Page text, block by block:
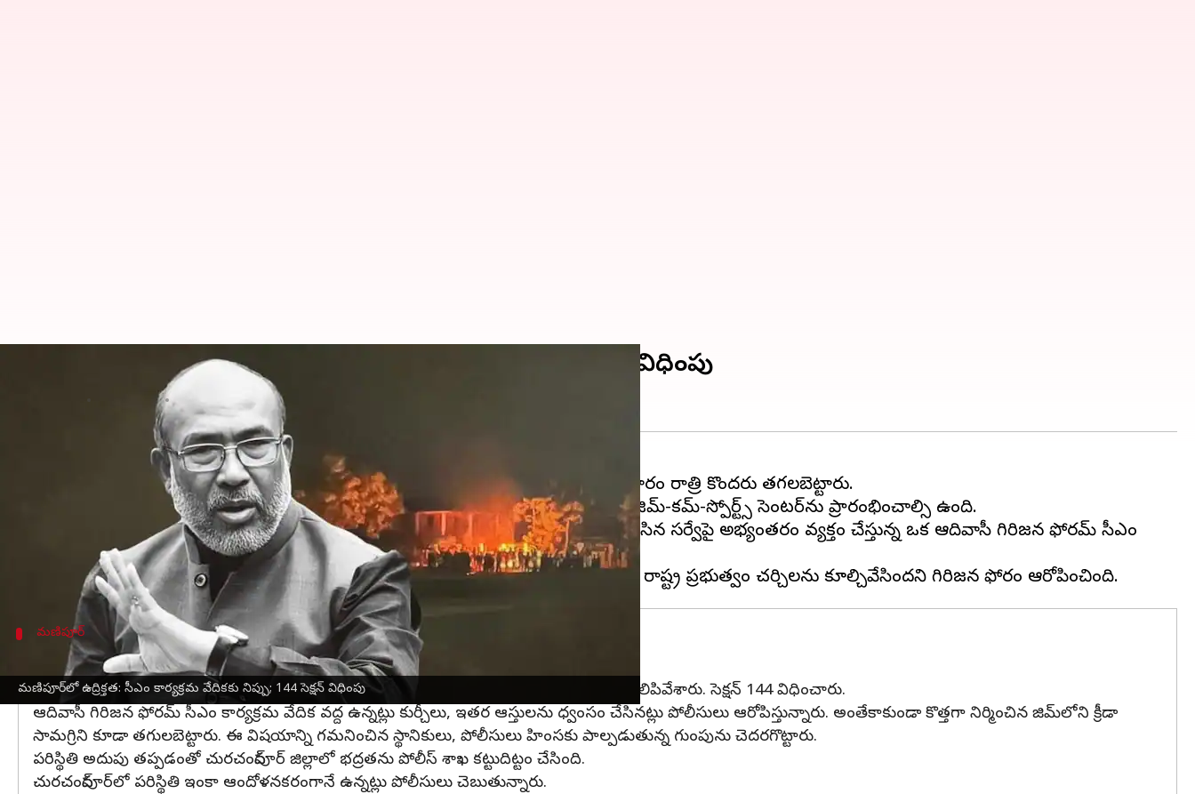
మణిపూర్‌లో ఉద్రిక్తత: సీఎం కార్యక్రమ వేదికకు నిప్పు; 144 సెక్షన్ విధింపు
మణిపూర్‌లో ఉద్రిక్తత: సీఎం కార్యక్రమ వేదికకు నిప్పు; 144 సెక్షన్ విధింపు
Apr 28, 2023 12:01 pm
ముఖ్యమంత్రి ఎన్ బీరెన్ సింగ్ శుక్రవారం హాజరుకావాల్సిన ఈవెంట్ వేదికను గురువారం రాత్రి కొందరు తగలబెట్టారు.
వాస్తవానికి మణిపూర్‌లోని చురచంద్‌పూర్ జిల్లాలో సీఎంనోంగ్‌తోంబమ్ బీరెన్ సింగ్శుక్రవారం జిమ్-కమ్-స్పోర్ట్స్ సెంటర్‌ను ప్రారంభించాల్సి ఉంది.
బీజేపీ నేతృత్వంలోని రాష్ట్ర ప్రభుత్వం రిజర్వు చేయబడిన రక్షిత అడవులు, చిత్తడి నేలలపై చేసిన సర్వేపై అభ్యంతరం వ్యక్తం చేస్తున్న ఒక ఆదివాసీ గిరిజన ఫోరమ్ సీఎం
కార్యక్రమ వేదికకు నిప్పు పెట్టినట్లు సమాచారం.
మణిపూర్
చురచంద్‌పూర్‌లో భద్రత కట్టుదిట్టం చేసిన పోలీసులు
చురచంద్‌పూర్‌లో సీఎం ఈవెంట్ వేదికకు నిప్పు పెట్టిన నేపథ్యంలో ఇంటర్నెట్ సేవలు తాత్కాలికంగా నిలిపివేశారు. సెక్షన్ 144 విధించారు.
ఆదివాసీ గిరిజన ఫోరమ్ సీఎం కార్యక్రమ వేదిక వద్ద ఉన్నట్లు కుర్చీలు, ఇతర ఆస్తులను ధ్వంసం చేసినట్లు పోలీసులు ఆరోపిస్తున్నారు. అంతేకాకుండా కొత్తగా నిర్మించిన జిమ్‌లోని క్రీడా
సామగ్రిని కూడా తగులబెట్టారు. ఈ విషయాన్ని గమనించిన స్థానికులు, పోలీసులు హింసకు పాల్పడుతున్న గుంపును చెదరగొట్టారు.
పరిస్థితి అదుపు తప్పడంతో చురచంద్‌పూర్‌ జిల్లాలో భద్రతను పోలీస్ శాఖ కట్టుదిట్టం చేసింది.
చురచంద్‌పూర్‌‌లో పరిస్థితి ఇంకా ఆందోళనకరంగానే ఉన్నట్లు పోలీసులు చెబుతున్నారు.